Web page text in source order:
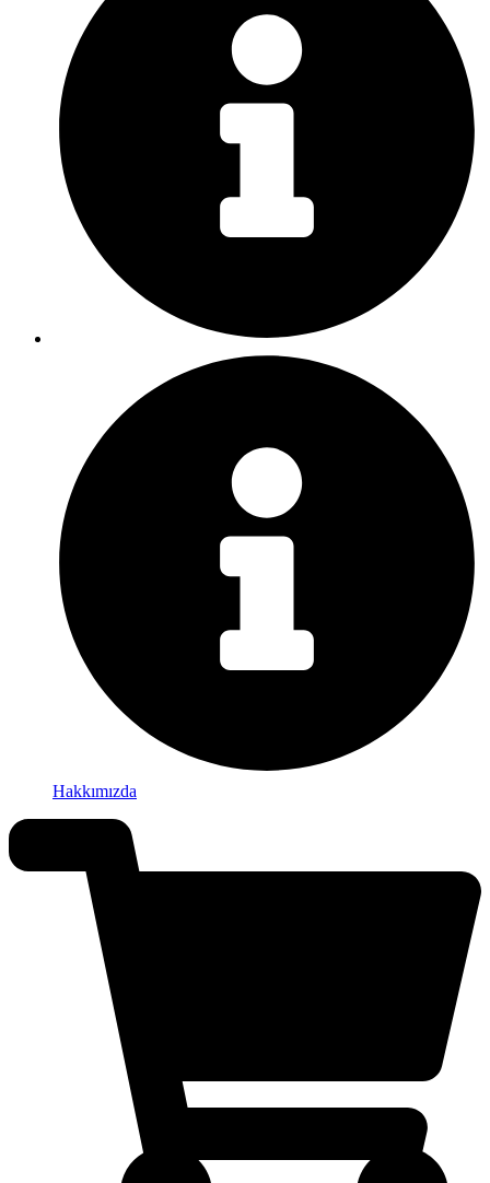
Hakkımızda